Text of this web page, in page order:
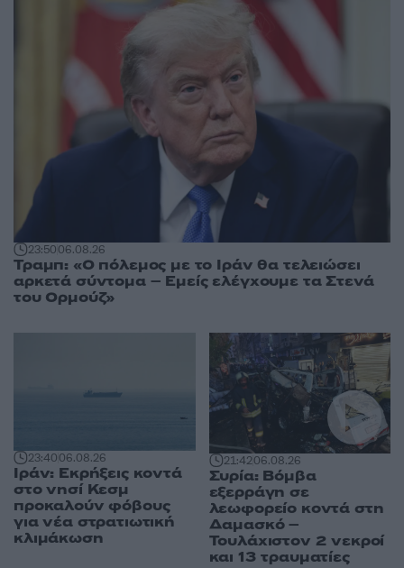
23:5006.08.26
Τραμπ: «Ο πόλεμος με το Ιράν θα τελειώσει
αρκετά σύντομα – Εμείς ελέγχουμε τα Στενά
του Ορμούζ»
23:4006.08.26
Ιράν: Εκρήξεις κοντά
στο νησί Κεσμ
προκαλούν φόβους
για νέα στρατιωτική
κλιμάκωση
21:4206.08.26
Συρία: Βόμβα
εξερράγη σε
λεωφορείο κοντά στη
Δαμασκό –
Τουλάχιστον 2 νεκροί
και 13 τραυματίες